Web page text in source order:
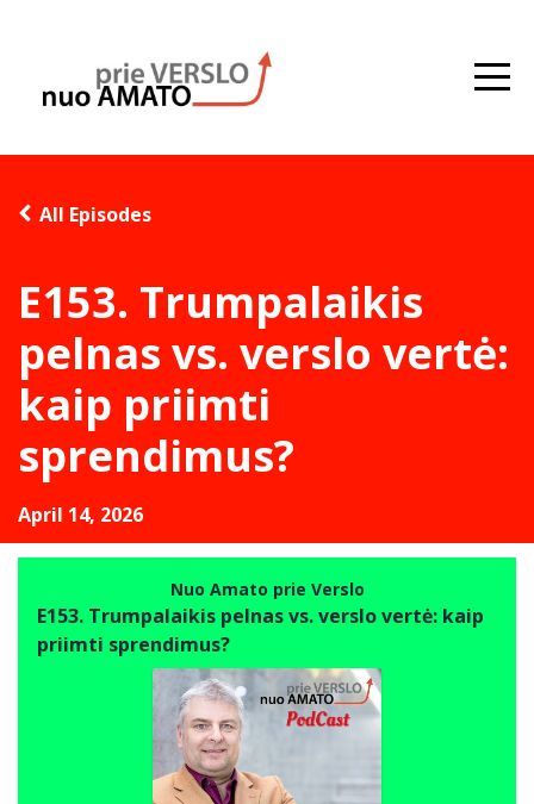
E153. Trumpalaikis
pelnas vs. verslo vertė:
kaip priimti
sprendimus?
All Episodes
April 14, 2026